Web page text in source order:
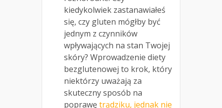
kiedykolwiek zastanawiałeś
się, czy gluten mógłby być
jednym z czynników
wpływających na stan Twojej
skóry? Wprowadzenie diety
bezglutenowej to krok, który
niektórzy uważają za
skuteczny sposób na
poprawętrądziku, jednak nie